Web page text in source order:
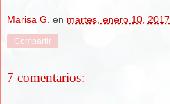
Marisa G. en martes, enero 10, 2017
Compartir
7 comentarios: